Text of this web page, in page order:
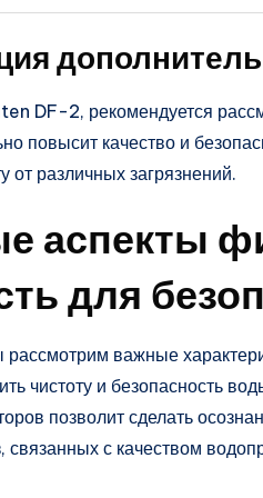
DF-2, рекомендуется
повысит качество и
от различных загрязнений.
аспекты
для
важные
чистоту и безопасность
позволит сделать
связанных с качеством